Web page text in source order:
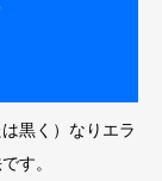
黒く）なりエラ
す。